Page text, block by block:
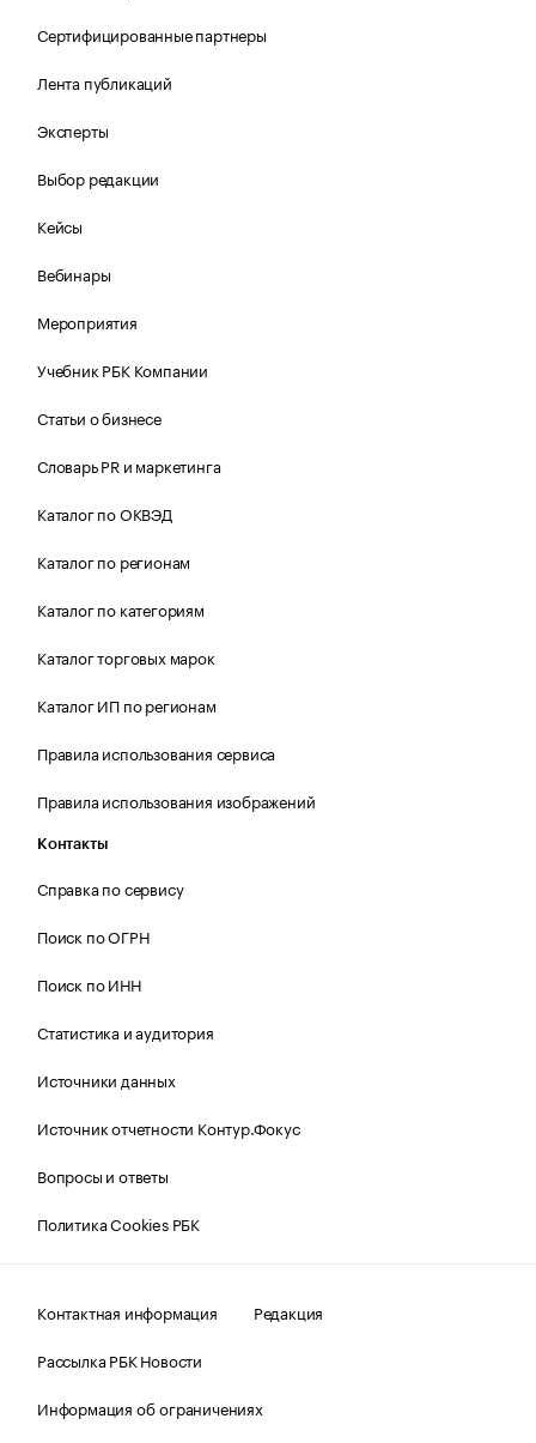
Сертифицированные партнеры
Лента публикаций
Эксперты
Выбор редакции
Кейсы
Вебинары
Мероприятия
Учебник РБК Компании
Статьи о бизнесе
Словарь PR и маркетинга
Каталог по ОКВЭД
Каталог по регионам
Каталог по категориям
Каталог торговых марок
Каталог ИП по регионам
Правила использования сервиса
Правила использования изображений
Контакты
Справка по сервису
Поиск по ОГРН
Поиск по ИНН
Статистика и аудитория
Источники данных
Источник отчетности Контур.Фокус
Вопросы и ответы
Политика Cookies РБК
Контактная информация
Редакция
Рассылка РБК Новости
Информация об ограничениях